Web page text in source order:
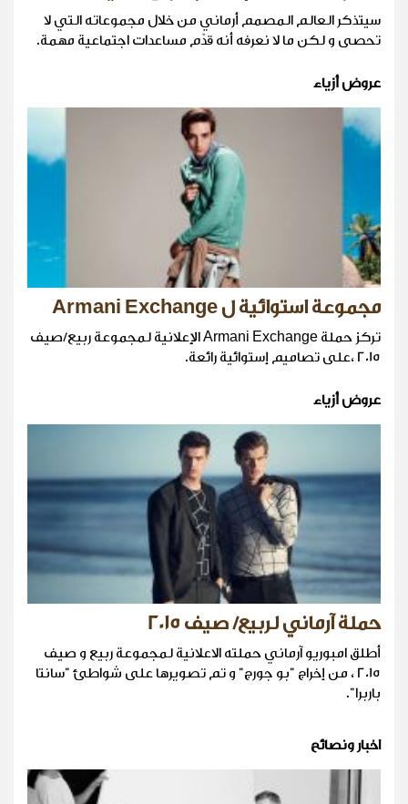
سيتذكر العالم المصمم أرماني من خلال مجموعاته التي لا
تحصى و لكن ما لا نعرفه أنه قدّم مساعدات اجتماعية مهمة.
عروض أزياء
مجموعة استوائية ل Armani Exchange
تركز حملة Armani Exchange الإعلانية لمجموعة ربيع/صيف
2015 ،على تصاميم إستوائية رائعة.
عروض أزياء
حملة آرماني لربيع/ صيف 2015
أطلق امبوريو آرماني حملته الاعلانية لمجموعة ربيع و صيف
2015 ، من إخراج "بو جورج" و تم تصويرها على شواطئ "سانتا
باربرا".
اخبار ونصائح